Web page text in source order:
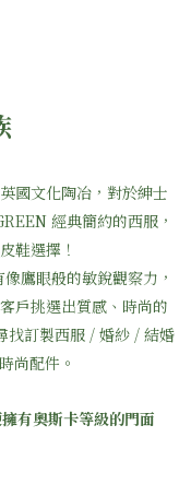
國文化陶冶，對於紳士
經典簡約的西服，
鞋選擇！
鷹眼般的敏銳觀察力，
戶挑選出質感、時尚的
找訂製西服 / 婚紗 / 結婚
尚配件。
有奧斯卡等級的門面